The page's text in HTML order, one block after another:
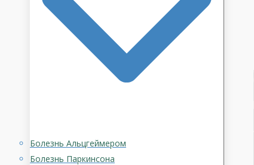
Болезнь Альцгеймером
Болезнь Паркинсона